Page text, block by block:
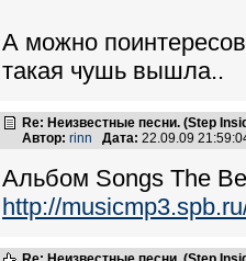
А можно
такая чушь вышла..
Re: Неизвестные песни. (Step
Автор: rinn Дата: 22.09.09
Альбом Songs The
http://